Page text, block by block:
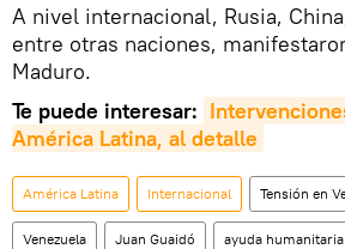
A nivel internacional, Rusia,
entre otras naciones,
Maduro.
Te puede interesar:
América Latina, al detalle
América Latina Internacional Tensión en
Venezuela Juan Guaidó ayuda humanitaria